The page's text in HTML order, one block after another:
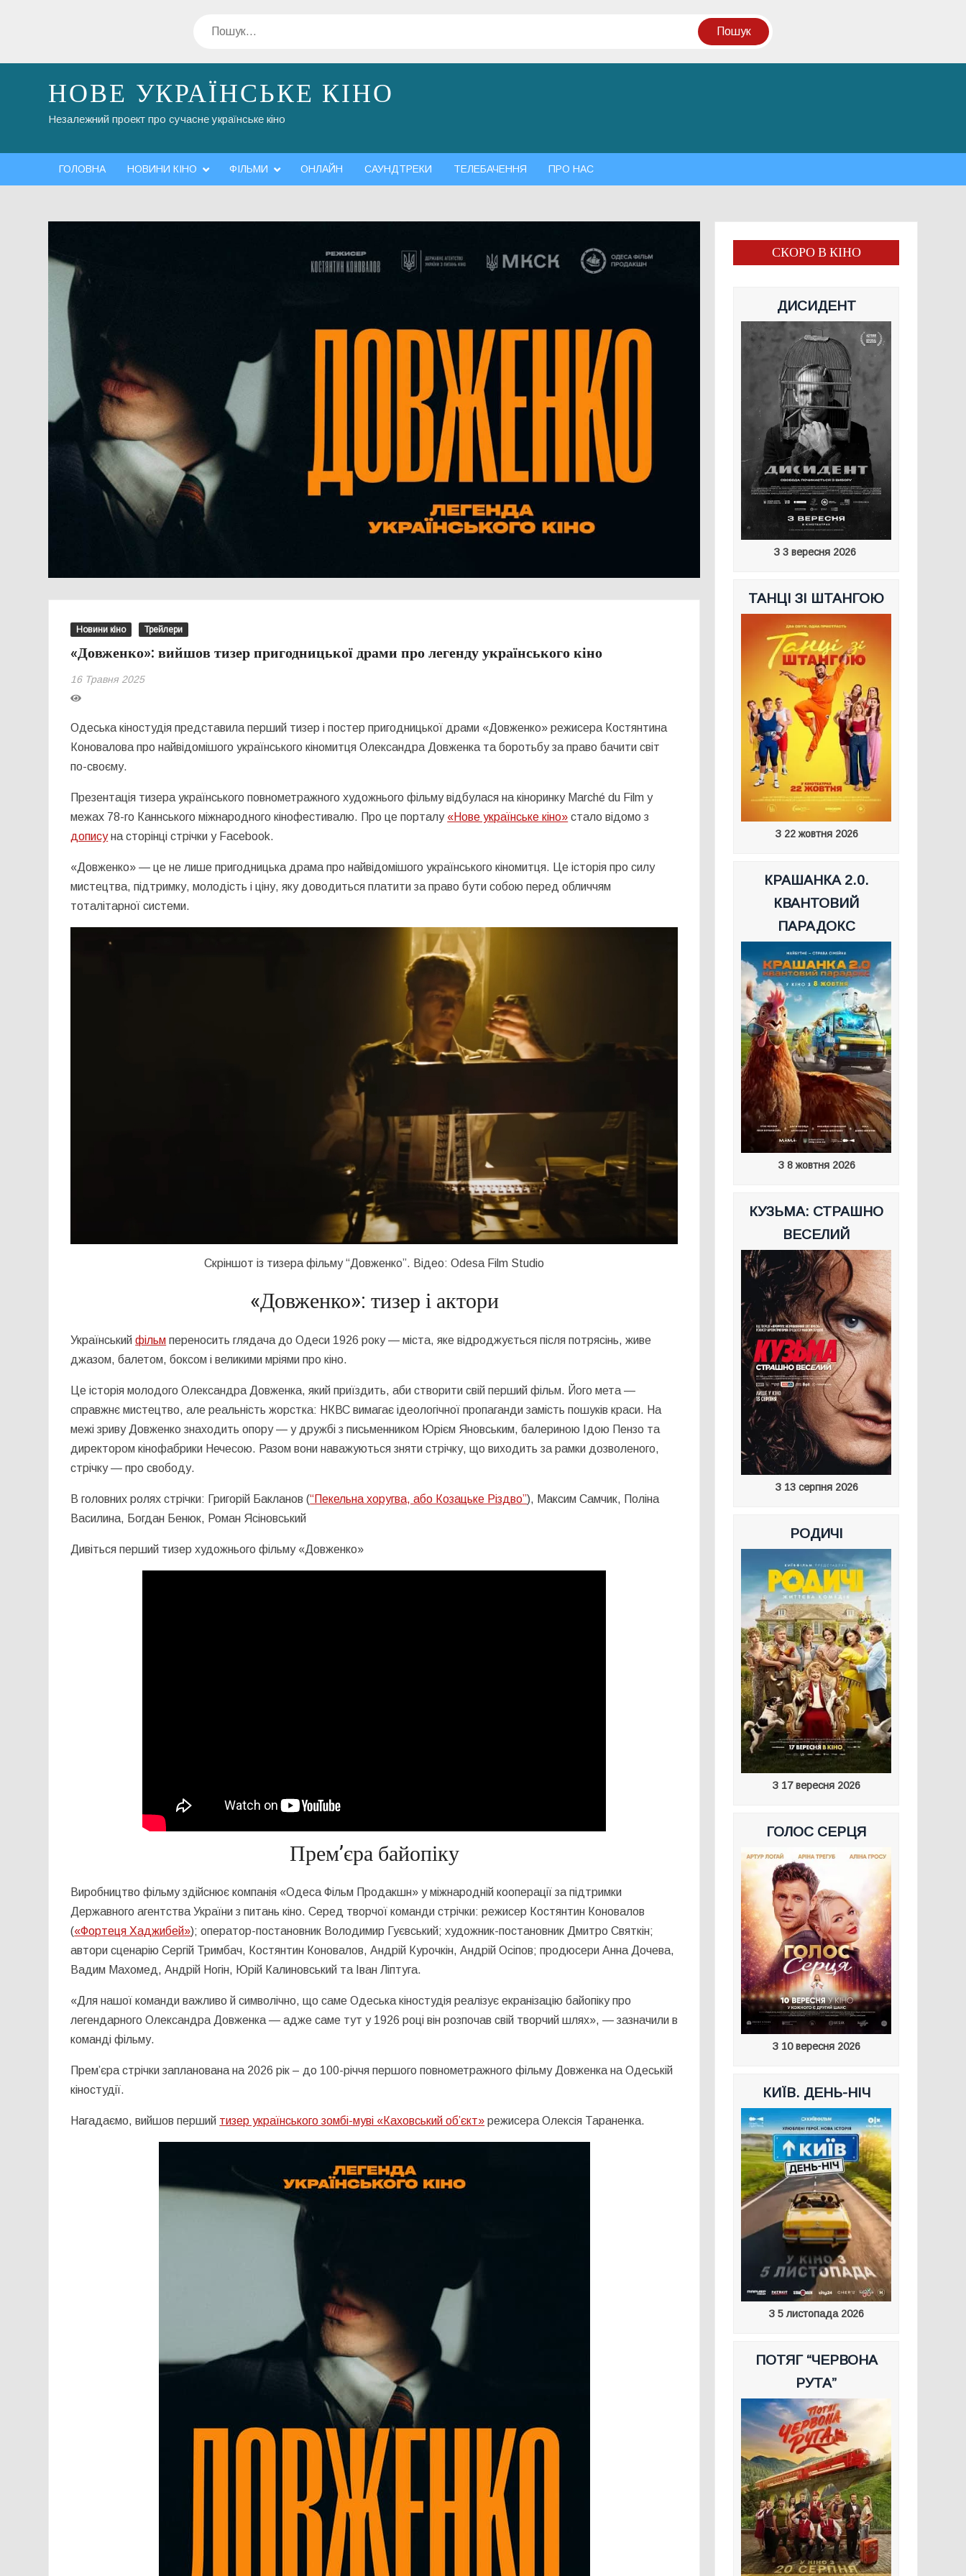
Пошук
НОВЕ УКРАЇНСЬКЕ КІНО
Незалежний проект про сучасне українське кіно
ГОЛОВНА НОВИНИ КІНО ФІЛЬМИ ОНЛАЙН САУНДТРЕКИ ТЕЛЕБАЧЕННЯ ПРО НАС
Новини кіно Трейлери
«Довженко»: вийшов тизер пригодницької драми про легенду українського кіно
16 Травня 2025
Одеська кіностудія представила перший тизер і постер пригодницької драми «Довженко» режисера Костянтина
Коновалова про найвідомішого українського кіномитця Олександра Довженка та боротьбу за право бачити світ
по-своєму.
Презентація тизера українського повнометражного художнього фільму відбулася на кіноринку Marché du Film у
межах 78-го Каннського міжнародного кінофестивалю. Про це порталу «Нове українське кіно» стало відомо з
дописуна сторінці стрічки у Facebook.
«Довженко» — це не лише пригодницька драма про найвідомішого українського кіномитця. Це історія про силу
мистецтва, підтримку, молодість і ціну, яку доводиться платити за право бути собою перед обличчям
тоталітарної системи.
Скріншот із тизера фільму “Довженко”. Відео: Odesa Film Studio
«Довженко»: тизер і актори
Українськийфільм переносить глядача до Одеси 1926 року — міста, яке відроджується після потрясінь, живе
джазом, балетом, боксом і великими мріями про кіно.
Це історія молодого Олександра Довженка, який приїздить, аби створити свій перший фільм. Його мета —
справжнє мистецтво, але реальність жорстка: НКВС вимагає ідеологічної пропаганди замість пошуків краси. На
межі зриву Довженко знаходить опору — у дружбі з письменником Юрієм Яновським, балериною Ідою Пензо та
директором кінофабрики Нечесою. Разом вони наважуються зняти стрічку, що виходить за рамки дозволеного,
стрічку — про свободу.
В головних ролях стрічки: Григорій Бакланов (“Пекельна хоругва, або Козацьке Різдво”), Максим Самчик, Поліна
Василина, Богдан Бенюк, Роман Ясіновський
Дивіться перший тизер художнього фільму «Довженко»
Прем’єра байопіку
Виробництво фільму здійснює компанія «Одеса Фільм Продакшн» у міжнародній кооперації за підтримки
Державного агентства України з питань кіно. Серед творчої команди стрічки: режисер Костянтин Коновалов
(«Фортеця Хаджибей»); оператор-постановник Володимир Гуєвський; художник-постановник Дмитро Святкін;
автори сценарію Сергій Тримбач, Костянтин Коновалов, Андрій Курочкін, Андрій Осіпов; продюсери Анна Дочева,
Вадим Махомед, Андрій Ногін, Юрій Калиновський та Іван Ліптуга.
«Для нашої команди важливо й символічно, що саме Одеська кіностудія реалізує екранізацію байопіку про
легендарного Олександра Довженка — адже саме тут у 1926 році він розпочав свій творчий шлях», — зазначили в
команді фільму.
Прем’єра стрічки запланована на 2026 рік – до 100-річчя першого повнометражного фільму Довженка на Одеській
кіностудії.
Нагадаємо, вийшов перший тизер українського зомбі-муві «Каховський об’єкт» режисера Олексія Тараненка.
СКОРО В КІНО
ДИСИДЕНТ
З 3 вересня 2026
ТАНЦІ ЗІ ШТАНГОЮ
З 22 жовтня 2026
КРАШАНКА 2.0.
КВАНТОВИЙ
ПАРАДОКС
З 8 жовтня 2026
КУЗЬМА: СТРАШНО
ВЕСЕЛИЙ
З 13 серпня 2026
РОДИЧІ
З 17 вересня 2026
ГОЛОС СЕРЦЯ
З 10 вересня 2026
КИЇВ. ДЕНЬ-НІЧ
З 5 листопада 2026
ПОТЯГ “ЧЕРВОНА
РУТА”